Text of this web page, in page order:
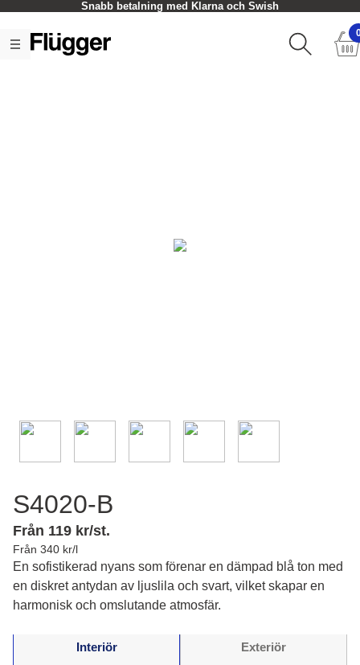
Snabb betalning med Klarna och Swish
S4020-B
Från 119 kr/st.
Från 340 kr/l
En sofistikerad nyans som förenar en dämpad blå ton med
en diskret antydan av ljuslila och svart, vilket skapar en
harmonisk och omslutande atmosfär.
Interiör Exteriör